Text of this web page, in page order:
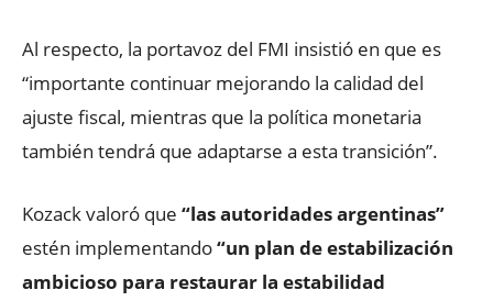
Al respecto, la portavoz del FMI insistió en que es
“importante continuar mejorando la calidad del
ajuste fiscal, mientras que la política monetaria
también tendrá que adaptarse a esta transición”.
Kozack valoró que “las autoridades argentinas”
estén implementando“un plan de estabilización
ambicioso para restaurar la estabilidad